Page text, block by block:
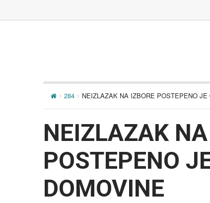
284 NEIZLAZAK NA IZBORE POSTEPENO JE
NEIZLAZAK
POSTEPENO
DOMOVINE